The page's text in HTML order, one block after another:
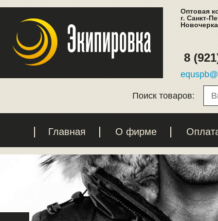
Оптовая
г. Санкт-
8
Поиск товаров:
Главная О фирме